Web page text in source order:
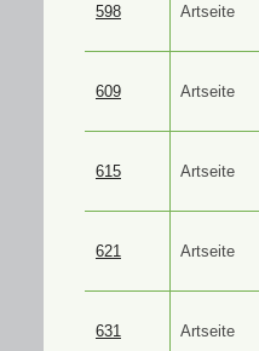
598 Artseite
609 Artseite
615 Artseite
621 Artseite
631 Artseite